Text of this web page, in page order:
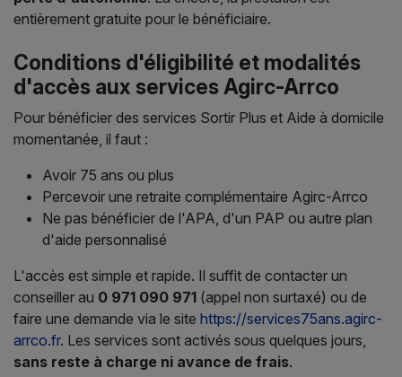
entièrement gratuite pour le bénéficiaire.
Conditions d'éligibilité et modalités
d'accès aux services Agirc-Arrco
Pour bénéficier des services Sortir Plus et Aide à domicile
momentanée, il faut :
Avoir 75 ans ou plus
Percevoir une retraite complémentaire Agirc-Arrco
Ne pas bénéficier de l'APA, d'un PAP ou autre plan
d'aide personnalisé
L'accès est simple et rapide. Il suffit de contacter un
conseiller au 0 971 090 971 (appel non surtaxé) ou de
faire une demande via le site https://services75ans.agirc-
arrco.fr. Les services sont activés sous quelques jours,
sans reste à charge ni avance de frais.